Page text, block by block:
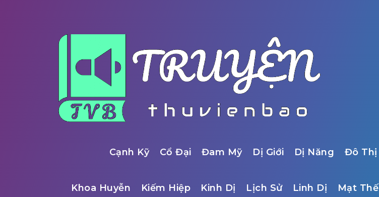
Cạnh Kỹ Cổ Đại Đam Mỹ Dị Giới Dị Năng Đô Thị
Khoa Huyễn Kiếm Hiệp Kinh Dị Lịch Sử Linh Dị Mạt Thế